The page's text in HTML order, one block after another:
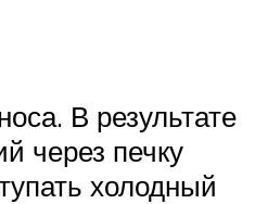
В результате
через печку
холодный